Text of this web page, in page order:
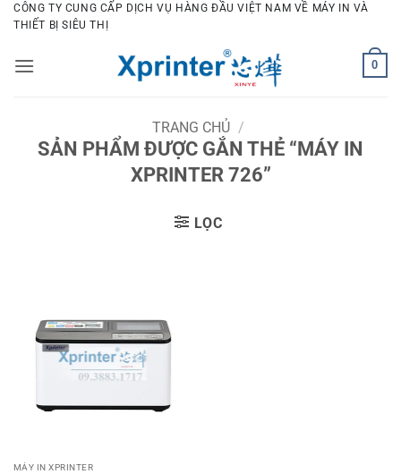
Bỏ
qua
dung
CÔNG TY CUNG CẤP DỊCH VỤ HÀNG ĐẦU VIỆT NAM VỀ MÁY IN VÀ
THIẾT BỊ SIÊU THỊ
0
TRANG CHỦ /
SẢN PHẨM ĐƯỢC GẮN THẺ “MÁY IN
XPRINTER 726”
LỌC
MÁY IN XPRINTER